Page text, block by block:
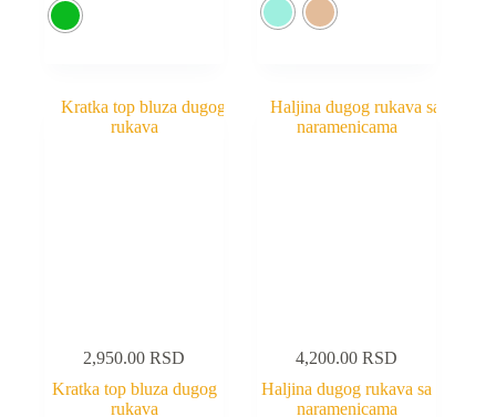
2,950.00RSD
Kratka top bluza dugog
rukava
4,200.00RSD
Haljina dugog rukava sa
naramenicama